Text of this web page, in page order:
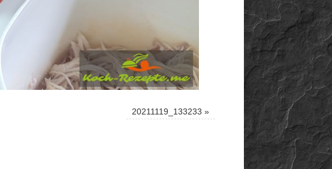
20211119_133233 »